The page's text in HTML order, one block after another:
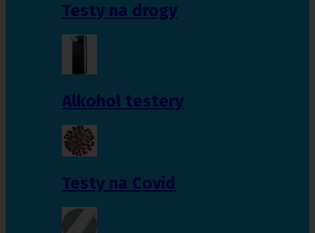
Testy na drogy
Alkohol testery
Testy na Covid